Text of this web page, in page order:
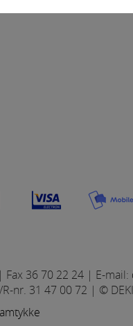
Antal:0
36 70 22 24 | E-mail:
nr. 31 47 00 72 | ©